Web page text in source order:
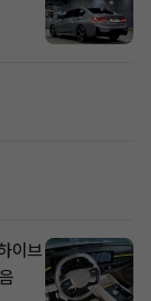
이브